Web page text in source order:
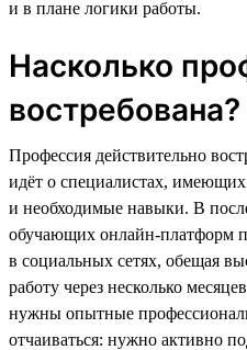
и в плане логики работы.
Насколько
востребована?
Профессия действительно
идёт о специалистах,
и необходимые навыки. В
обучающих онлайн-платформ
в социальных сетях, обещая
работу через несколько
нужны опытные
отчаиваться: нужно активно